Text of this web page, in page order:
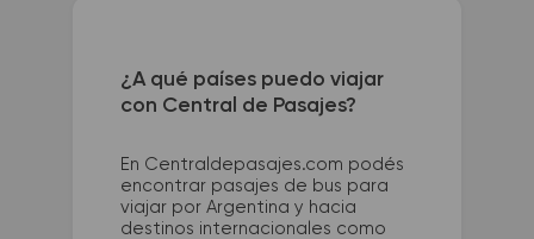
¿A qué países puedo viajar
con Central de Pasajes?
En Centraldepasajes.com podés
encontrar pasajes de bus para
viajar por Argentina y hacia
destinos internacionales como